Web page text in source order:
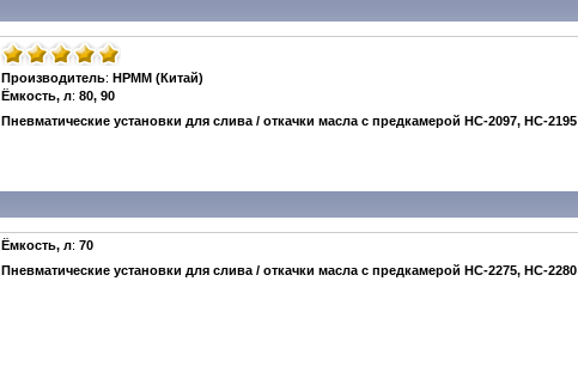
Производитель: HPMM (Китай)
Ёмкость, л: 80, 90
Пневматические установки для слива / откачки масла с предкамерой HC-2097, HC-2195
Ёмкость, л: 70
Пневматические установки для слива / откачки масла с предкамерой HC-2275, HC-2280